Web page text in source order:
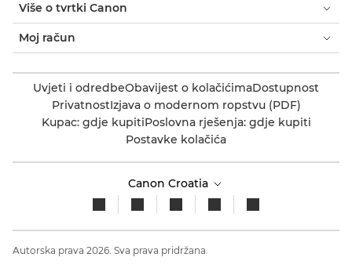
Više o tvrtki Canon
Moj račun
Uvjeti i odredbeObavijest o kolačićimaDostupnost
PrivatnostIzjava o modernom ropstvu (PDF)
Kupac: gdje kupitiPoslovna rješenja: gdje kupiti
Postavke kolačića
Canon Croatia
Autorska prava 2026. Sva prava pridržana.